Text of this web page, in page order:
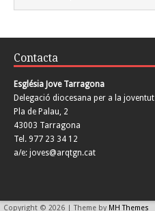
Contacta
Església Jove Tarragona
Delegació diocesana per a la joventut
Pla de Palau, 2
43003 Tarragona
Tel. 977 23 34 12
a/e: joves@arqtgn.cat
Copyright © 2026 | Theme by MH Themes